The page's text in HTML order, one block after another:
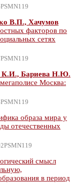
В.П., Хачумов
факторов по
сетях
К.И., Бариева Н.Ю.
Москва:
образа мира у
отечественных
смысл
в период